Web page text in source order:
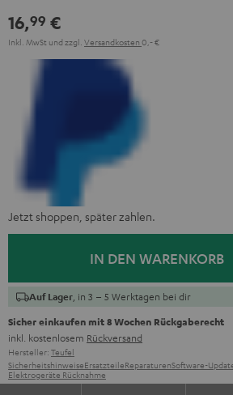
16,99 €
Inkl. MwSt und zzgl. Versandkosten 0,‐ €
Jetzt shoppen, später zahlen.
IN DEN WARENKORB
Auf Lager , in 3 – 5 Werktagen bei dir
Sicher einkaufen mit 8 Wochen Rückgaberecht
inkl. kostenlosem Rückversand
Hersteller: Teufel
SicherheitshinweiseErsatzteileReparaturenSoftware-
Elektrogeräte Rücknahme